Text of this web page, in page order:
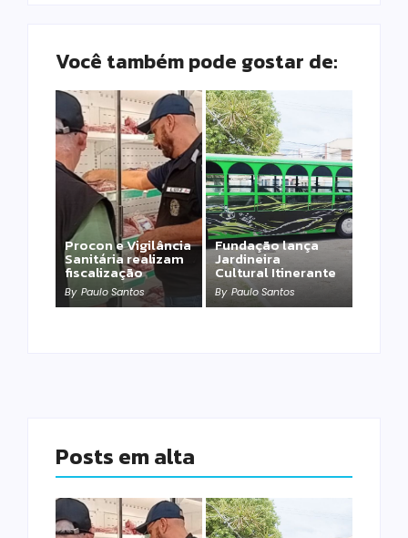
Você também pode gostar de:
Procon e Vigilância
Sanitária realizam
fiscalização
By Paulo Santos
Fundação lança
Jardineira
Cultural Itinerante
By Paulo Santos
Posts em alta